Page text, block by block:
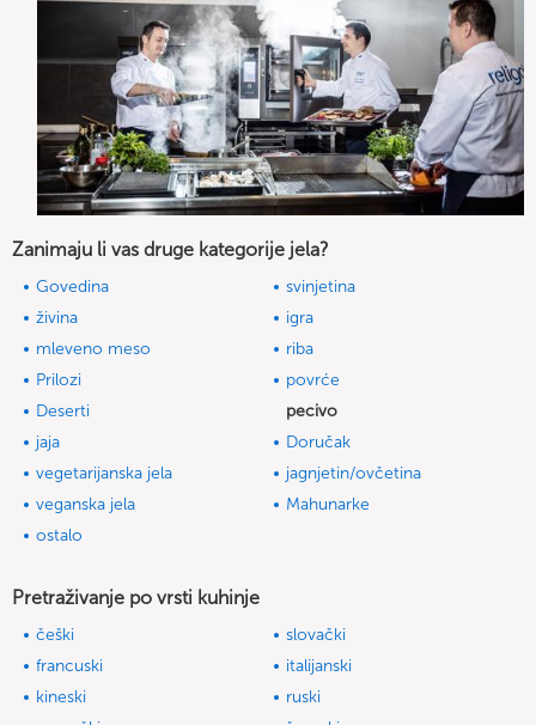
Zanimaju li vas druge kategorije jela?
Govedina
svinjetina
živina
igra
mleveno meso
riba
Prilozi
povrće
Deserti
pecivo
jaja
Doručak
vegetarijanska jela
jagnjetin/ovčetina
veganska jela
Mahunarke
ostalo
Pretraživanje po vrsti kuhinje
češki
slovački
francuski
italijanski
kineski
ruski